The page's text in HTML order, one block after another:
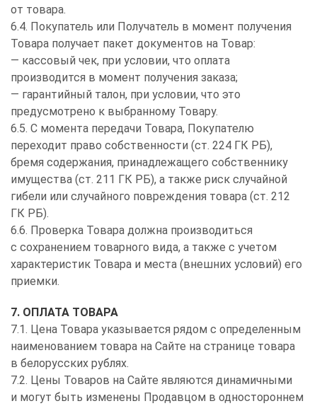
от товара.
6.4. Покупатель или Получатель в момент получения
Товара получает пакет документов на Товар:
— кассовый чек, при условии, что оплата
производится в момент получения заказа;
— гарантийный талон, при условии, что это
предусмотрено к выбранному Товару.
6.5. С момента передачи Товара, Покупателю
переходит право собственности (ст. 224 ГК РБ),
бремя содержания, принадлежащего собственнику
имущества (ст. 211 ГК РБ), а также риск случайной
гибели или случайного повреждения товара (ст. 212
ГК РБ).
6.6. Проверка Товара должна производиться
с сохранением товарного вида, а также с учетом
характеристик Товара и места (внешних условий) его
приемки.
7. ОПЛАТА ТОВАРА
7.1. Цена Товара указывается рядом с определенным
наименованием товара на Сайте на странице товара
в белорусских рублях.
7.2. Цены Товаров на Сайте являются динамичными
и могут быть изменены Продавцом в одностороннем